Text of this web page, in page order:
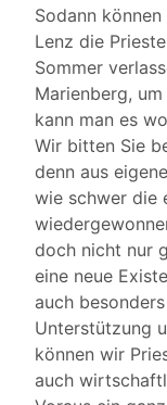
Sodann
Lenz die
Sommer
Marienberg,
kann man es
Wir bitten Sie
denn aus
wie schwer die
doch nicht nur
eine neue
auch
Unterstützung
können wir
auch